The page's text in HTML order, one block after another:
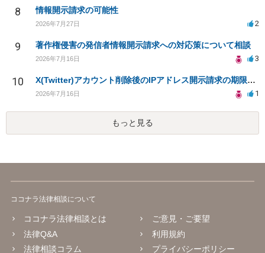
8 情報開示請求の可能性
2026年7月27日 2
9 著作権侵害の発信者情報開示請求への対応策について相談
2026年7月16日 3
10 X(Twitter)アカウント削除後のIPアドレス開示請求の期限は？
2026年7月16日 1
もっと見る
ココナラ法律相談について
ココナラ法律相談とは
法律Q&A
法律相談コラム
ご意見・ご要望
利用規約
プライバシーポリシー